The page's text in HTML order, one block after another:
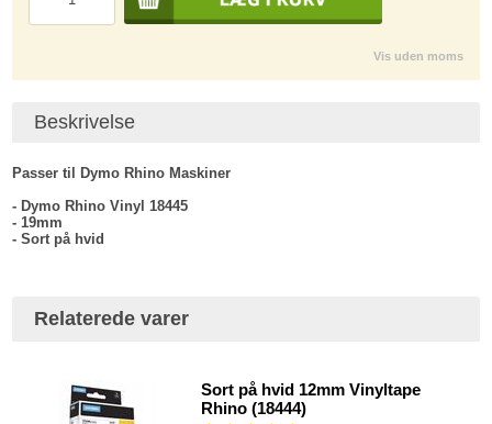
Vis uden moms
Beskrivelse
Passer til Dymo Rhino Maskiner
- Dymo Rhino Vinyl 18445
- 19mm
- Sort på hvid
Relaterede varer
Sort på hvid 12mm Vinyltape
Rhino (18444)